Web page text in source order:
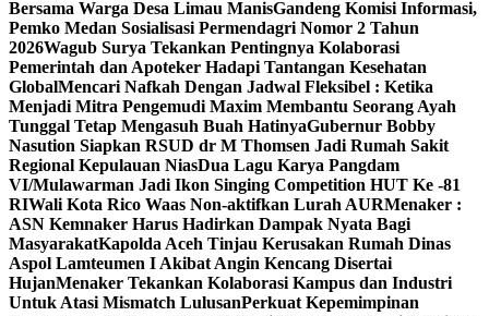
Bersama Warga Desa Limau ManisGandeng Komisi Informasi,
Pemko Medan Sosialisasi Permendagri Nomor 2 Tahun
2026Wagub Surya Tekankan Pentingnya Kolaborasi
Pemerintah dan Apoteker Hadapi Tantangan Kesehatan
GlobalMencari Nafkah Dengan Jadwal Fleksibel : Ketika
Menjadi Mitra Pengemudi Maxim Membantu Seorang Ayah
Tunggal Tetap Mengasuh Buah HatinyaGubernur Bobby
Nasution Siapkan RSUD dr M Thomsen Jadi Rumah Sakit
Regional Kepulauan NiasDua Lagu Karya Pangdam
VI/Mulawarman Jadi Ikon Singing Competition HUT Ke -81
RIWali Kota Rico Waas Non-aktifkan Lurah AURMenaker :
ASN Kemnaker Harus Hadirkan Dampak Nyata Bagi
MasyarakatKapolda Aceh Tinjau Kerusakan Rumah Dinas
Aspol Lamteumen I Akibat Angin Kencang Disertai
HujanMenaker Tekankan Kolaborasi Kampus dan Industri
Untuk Atasi Mismatch LulusanPerkuat Kepemimpinan